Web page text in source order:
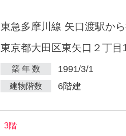
東急多摩川線 矢口渡駅か
東京都大田区東矢口２丁目
築 年 数 1991/3/1
建物階数 6階建
3階